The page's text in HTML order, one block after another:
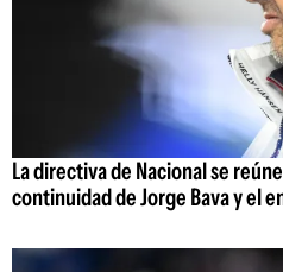
La directiva de Nacional se
continuidad de Jorge Bava y el